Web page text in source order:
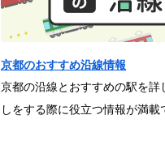
京都のおすすめ沿線情報
京都の沿線とおすすめの駅を詳
しをする際に役立つ情報が満載